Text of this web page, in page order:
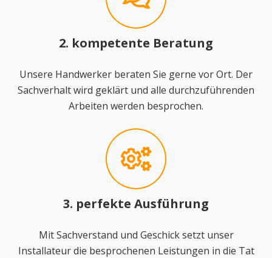
2. kompetente Beratung
Unsere Handwerker beraten Sie gerne vor Ort. Der
Sachverhalt wird geklärt und alle durchzuführenden
Arbeiten werden besprochen.
3. perfekte Ausführung
Mit Sachverstand und Geschick setzt unser
Installateur die besprochenen Leistungen in die Tat